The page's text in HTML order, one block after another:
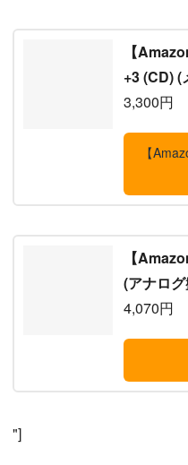
【
+3 (CD) (
3,300円
【
【
(アナロ
4,070円
"]